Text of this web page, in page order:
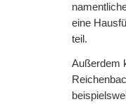
eine
teil.
Außerdem